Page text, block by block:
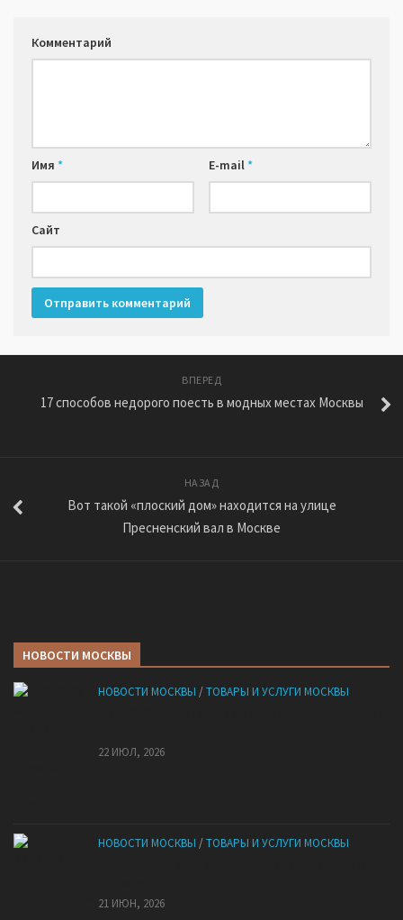
Комментарий
Имя * E-mail*
Сайт
ВПЕРЕД
17 способов недорого поесть в модных местах Москвы
НАЗАД
Вот такой «плоский дом» находится на улице
Пресненский вал в Москве
НОВОСТИ МОСКВЫ
НОВОСТИ МОСКВЫ /ТОВАРЫ И УСЛУГИ МОСКВЫ
22 ИЮЛ, 2026
НОВОСТИ МОСКВЫ /ТОВАРЫ И УСЛУГИ МОСКВЫ
21 ИЮН, 2026